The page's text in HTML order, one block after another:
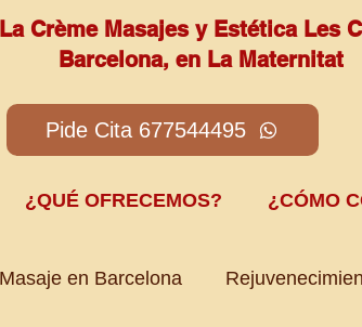
La Crème Masajes y Estética Les
Barcelona, en La Maternitat
Pide Cita 677544495
¿QUÉ OFRECEMOS? ¿CÓMO
Masaje en Barcelona